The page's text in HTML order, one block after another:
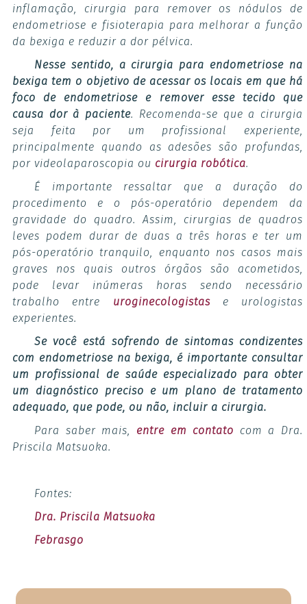
inflamação, cirurgia para remover os nódulos de
endometriose e fisioterapia para melhorar a função
da bexiga e reduzir a dor pélvica.
Nesse sentido, a cirurgia para endometriose na
bexiga tem o objetivo de acessar os locais em que há
foco de endometriose e remover esse tecido que
causa dor à paciente. Recomenda-se que a cirurgia
seja feita por um profissional experiente,
principalmente quando as adesões são profundas,
por videolaparoscopia ou cirurgia robótica.
É importante ressaltar que a duração do
procedimento e o pós-operatório dependem da
gravidade do quadro. Assim, cirurgias de quadros
leves podem durar de duas a três horas e ter um
pós-operatório tranquilo, enquanto nos casos mais
graves nos quais outros órgãos são acometidos,
pode levar inúmeras horas sendo necessário
trabalho entre uroginecologistase urologistas
experientes.
Se você está sofrendo de sintomas condizentes
com endometriose na bexiga, é importante consultar
um profissional de saúde especializado para obter
um diagnóstico preciso e um plano de tratamento
adequado, que pode, ou não, incluir a cirurgia.
Para saber mais, entre em contato com a Dra.
Priscila Matsuoka.
Fontes:
Dra. Priscila Matsuoka
Febrasgo